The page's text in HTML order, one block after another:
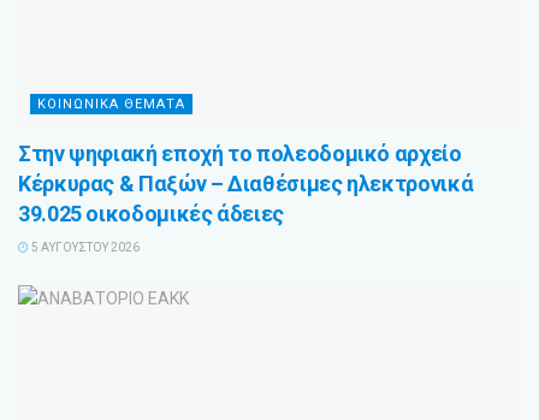
ΚΟΙΝΩΝΙΚΑ ΘΕΜΑΤΑ
Στην ψηφιακή εποχή το πολεοδομικό αρχείο
Κέρκυρας & Παξών – Διαθέσιμες ηλεκτρονικά
39.025 οικοδομικές άδειες
5 ΑΥΓΟΎΣΤΟΥ 2026